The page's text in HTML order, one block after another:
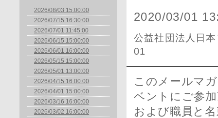
2026/08/03 15:00:00
2026/07/15 16:30:00
2026/07/01 11:45:00
2026/06/15 15:00:00
2026/06/01 16:00:00
2026/05/15 15:00:00
2026/05/01 13:00:00
2026/04/15 16:00:00
2026/04/01 15:00:00
2026/03/16 16:00:00
2026/03/02 16:00:00
2020/03/01
公益社団法人日
01
このメールマ
ベントにご参
および職員と